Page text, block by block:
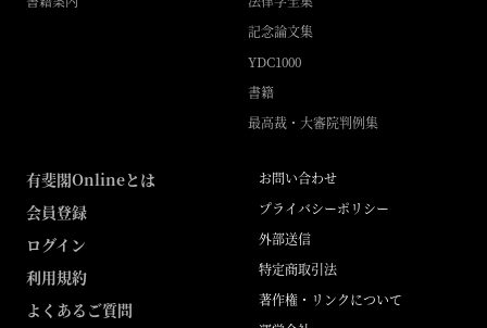
記念論文集
YDC1000
書籍
最高裁・大審院判例集
有斐閣Onlineとは
会員登録
ログイン
利用規約
よくあるご質問
お問い合わせ
プライバシーポリシー
外部送信
特定商取引法
著作権・リンクについて